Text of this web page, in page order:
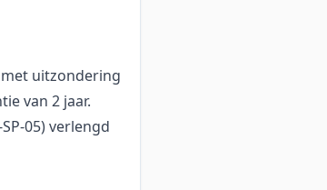
met uitzondering
van 2 jaar.
05) verlengd